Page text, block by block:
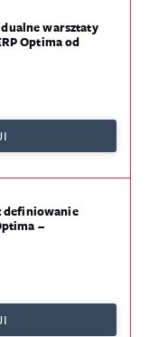
warsztaty
Optima od
definiowanie
–